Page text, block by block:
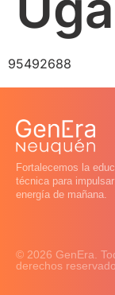
95492688
Fortalecemos la
técnica para
energía de mañana.
© 2026 GenEra.
derechos